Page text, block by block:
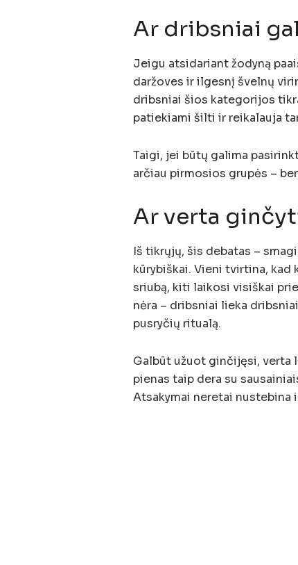
Ar dribsniai
Jeigu atsidariant žodyną
daržoves ir ilgesnį švelnų
dribsniai šios kategorijos
patiekiami šilti ir reikalauja
Taigi, jei būtų galima
arčiau pirmosios grupės –
Ar verta
Iš tikrųjų, šis debatas –
kūrybiškai. Vieni tvirtina,
sriubą, kiti laikosi visiškai
nėra – dribsniai lieka
pusryčių ritualą.
Galbūt užuot ginčijęsi, verta
pienas taip dera su
Atsakymai neretai nustebina